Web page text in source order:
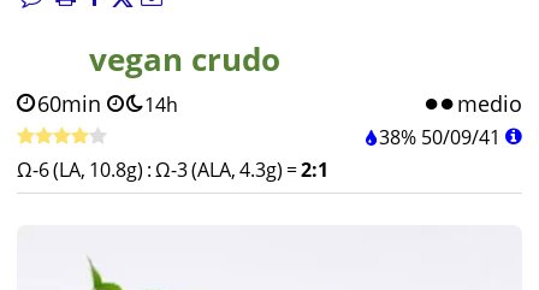
vegan crudo
60min 14h medio
38% 50/09/41
Ω-6 (LA, 10.8g) :Ω-3 (ALA, 4.3g) =2:1